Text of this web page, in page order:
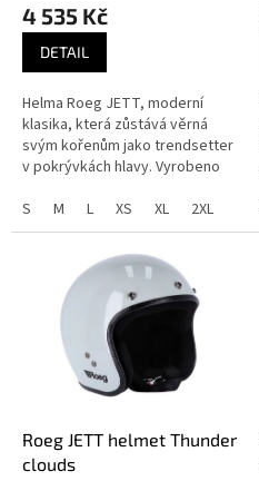
4 535 Kč
DETAIL
Helma Roeg JETT, moderní
klasika, která zůstává věrná
svým kořenům jako trendsetter
v pokrývkách hlavy. Vyrobeno
otevřený design bez
kompromisů ve...
S M L XS XL 2XL
Roeg JETT helmet Thunder
clouds